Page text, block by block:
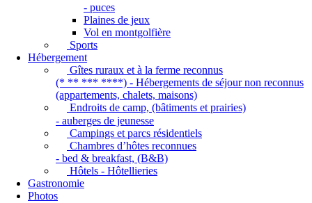
- puces
Plaines de jeux
Vol en montgolfière
Sports
Hébergement
Gîtes ruraux et à la ferme reconnus
(* ** *** ****) - Hébergements de séjour non reconnus
(appartements, chalets, maisons)
Endroits de camp, (bâtiments et prairies)
- auberges de jeunesse
Campings et parcs résidentiels
Chambres d’hôtes reconnues
- bed & breakfast, (B&B)
Hôtels - Hôtellieries
Gastronomie
Photos